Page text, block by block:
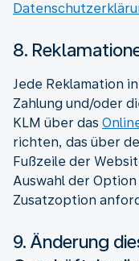
8.
Jede Reklamation
Zahlung und/oder
KLM über das
richten, das über
Fußzeile der
Auswahl der
Zusatzoption
9. Änderung